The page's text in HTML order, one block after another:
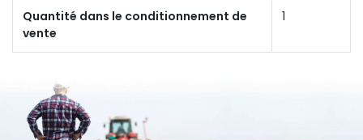
Quantité dans le conditionnement de
vente
1